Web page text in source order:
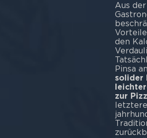
Aus
den
Pinsa
solider
zur